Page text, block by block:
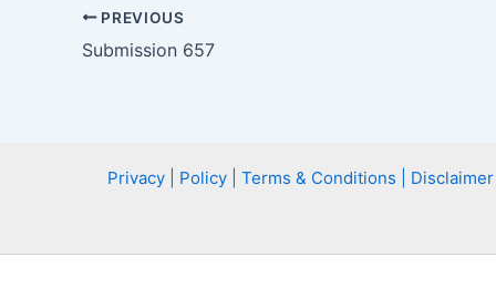
PREVIOUS
Submission 657
Privacy | Policy | Terms & Conditions | Disclaimer